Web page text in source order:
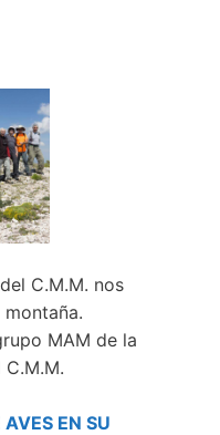
C.M.M. nos
MAM de la
EN SU